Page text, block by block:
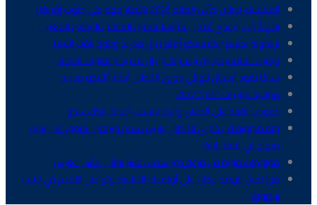
المكسيك تدشن كأس العالم 2026 بانتصار مهم على جنوب إفريقيا
بلاغ..أيوب بوعدي أضحى مؤهلا لتمثيل المنتخب الوطني المغربي
برشلونة يحسم الكلاسيكو أمام ريال مدريد ويتوج بلقب الليغا.
توقيت الكلاسيكو بين برشلونة وريال مدريد والقنوات الناقلة
ساكا يقود أرسنال لنهائي دوري الأبطال أمام أتلتيكو مدريد
مواعيد مباريات “كان” 2027
عقوبات ثقيلة على الجيش والرجاء بسبب أحداث الكلاسيكو
ليلة مجنونة في دوري الأبطال..باريس سان جيرمان يتفوق على بايرن
ميونخ في قمة نارية
مواجهات قوية في قرعة دور سدس عشر نهائي كأس العرش
فوز ثمين لنهضة بركان على أولمبيك الدشيرة وتواصل التقدم في ترتيب
البطولة